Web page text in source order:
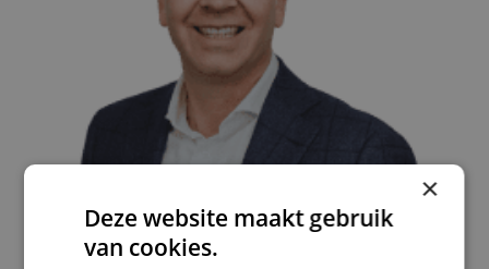
×
Deze website maakt gebruik
van cookies.